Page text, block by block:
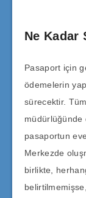
Ne Kadar
Pasaport için
ödemelerin
sürecektir.
müdürlüğünde
pasaportun
Merkezde
birlikte,